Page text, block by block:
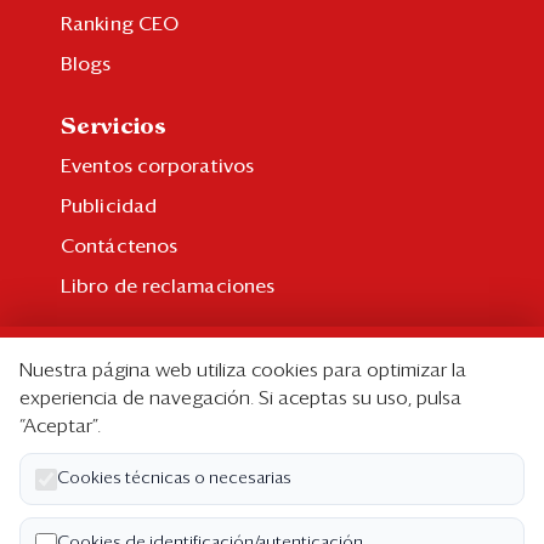
Ranking CEO
Blogs
Servicios
Eventos corporativos
Publicidad
Contáctenos
Libro de reclamaciones
Suscripción individual
Paquetes corporativos
Edición Impresa
Nosotros
Nuestra página web utiliza cookies para optimizar la
experiencia de navegación. Si aceptas su uso, pulsa
“Aceptar”.
Cookies técnicas o necesarias